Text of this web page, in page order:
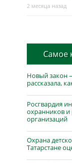
2 месяца назад
Самое
Новый закон
рассказала,
Росгвардия
охранников и
организаций
Охрана
Татарстане